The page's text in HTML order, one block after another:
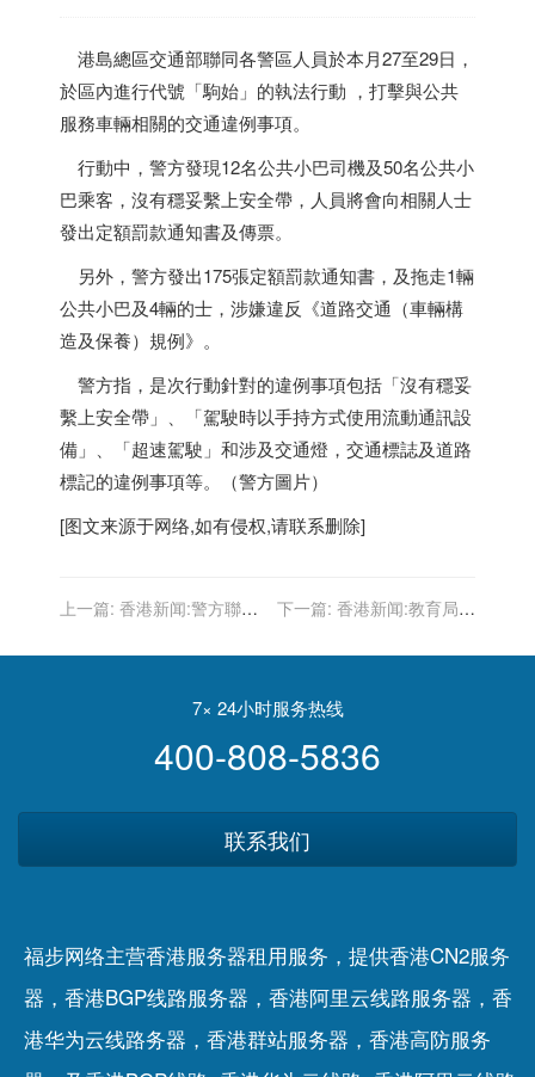
港島總區交通部聯同各警區人員於本月27至29日，
於區內進行代號「駒始」的執法行動 ，打擊與公共
服務車輛相關的交通違例事項。
行動中，警方發現12名公共小巴司機及50名公共小
巴乘客，沒有穩妥繫上安全帶，人員將會向相關人士
發出定額罰款通知書及傳票。
另外，警方發出175張定額罰款通知書，及拖走1輛
公共小巴及4輛的士，涉嫌違反《道路交通（車輛構
造及保養）規例》。
警方指，是次行動針對的違例事項包括「沒有穩妥
繫上安全帶」、「駕駛時以手持方式使用流動通訊設
備」、「超速駕駛」和涉及交通燈，交通標誌及道路
標記的違例事項等。（警方圖片）
[图文来源于网络,如有侵权,请联系删除]
上一篇: 香港新闻:警方聯合
拘4男女
下一篇: 香港新闻:教育局再
家對港支持引導學生思考
7× 24小时服务热线
400-808-5836
联系我们
福步网络主营香港服务器租用服务，提供香港CN2服务
器，香港BGP线路服务器，香港阿里云线路服务器，香
港华为云线路务器，香港群站服务器，香港高防服务